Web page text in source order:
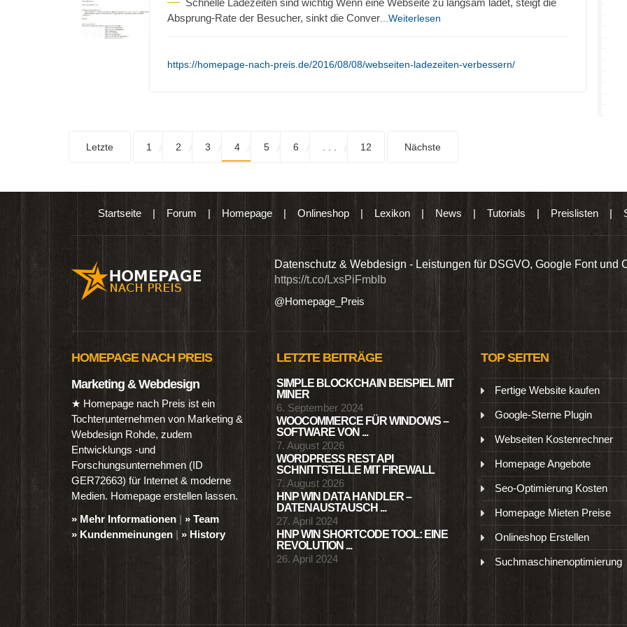
Schnelle Ladezeiten sind wichtig Wenn eine Webseite zu langsam ladet, steigt die
Absprung-Rate der Besucher, sinkt die Conver ...Weiterlesen
https://homepage-nach-preis.de/2016/08/08/webseiten-ladezeiten-verbessern/
Letzte 1 2 3 4 5 6 12 Nächste
Startseite| Forum | Homepage| Onlineshop| Lexikon|News | Tutorials | Preislisten|
Produkten wie Ebooks & DVDs.… Datenschutz & Webdesign - Leistungen für DSGVO, Google Font und
https://t.co/LxsPiFmbIb
@Homepage_Preis
HOMEPAGE NACH PREIS
Marketing & Webdesign
★ Homepage nach Preis ist ein
Tochterunternehmen von Marketing &
Webdesign Rohde, zudem
Entwicklungs -und
Forschungsunternehmen (ID
GER72663) für Internet & moderne
Medien. Homepage erstellen lassen.
» Mehr Informationen | » Team
» Kundenmeinungen | » History
LETZTE BEITRÄGE
SIMPLE BLOCKCHAIN BEISPIEL MIT
MINER
6. September 2024
WOOCOMMERCE FÜR WINDOWS –
SOFTWARE VON ...
7. August 2026
WORDPRESS REST API
SCHNITTSTELLE MIT FIREWALL
7. August 2026
HNP WIN DATA HANDLER –
DATENAUSTAUSCH ...
27. April 2024
HNP WIN SHORTCODE TOOL: EINE
REVOLUTION ...
26. April 2024
TOP SEITEN
Fertige Website kaufen
Google-Sterne Plugin
Webseiten Kostenrechner
Homepage Angebote
Seo-Optimierung Kosten
Homepage Mieten Preise
Onlineshop Erstellen
Suchmaschinenoptimierung